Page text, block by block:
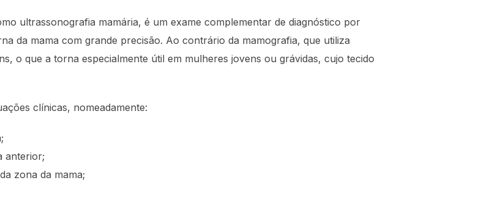
ultrassonografia mamária, é um exame complementar de diagnóstico por
da mama com grande precisão. Ao contrário da mamografia, que utiliza
o que a torna especialmente útil em mulheres jovens ou grávidas, cujo tecido
clínicas, nomeadamente:
anterior;
zona da mama;